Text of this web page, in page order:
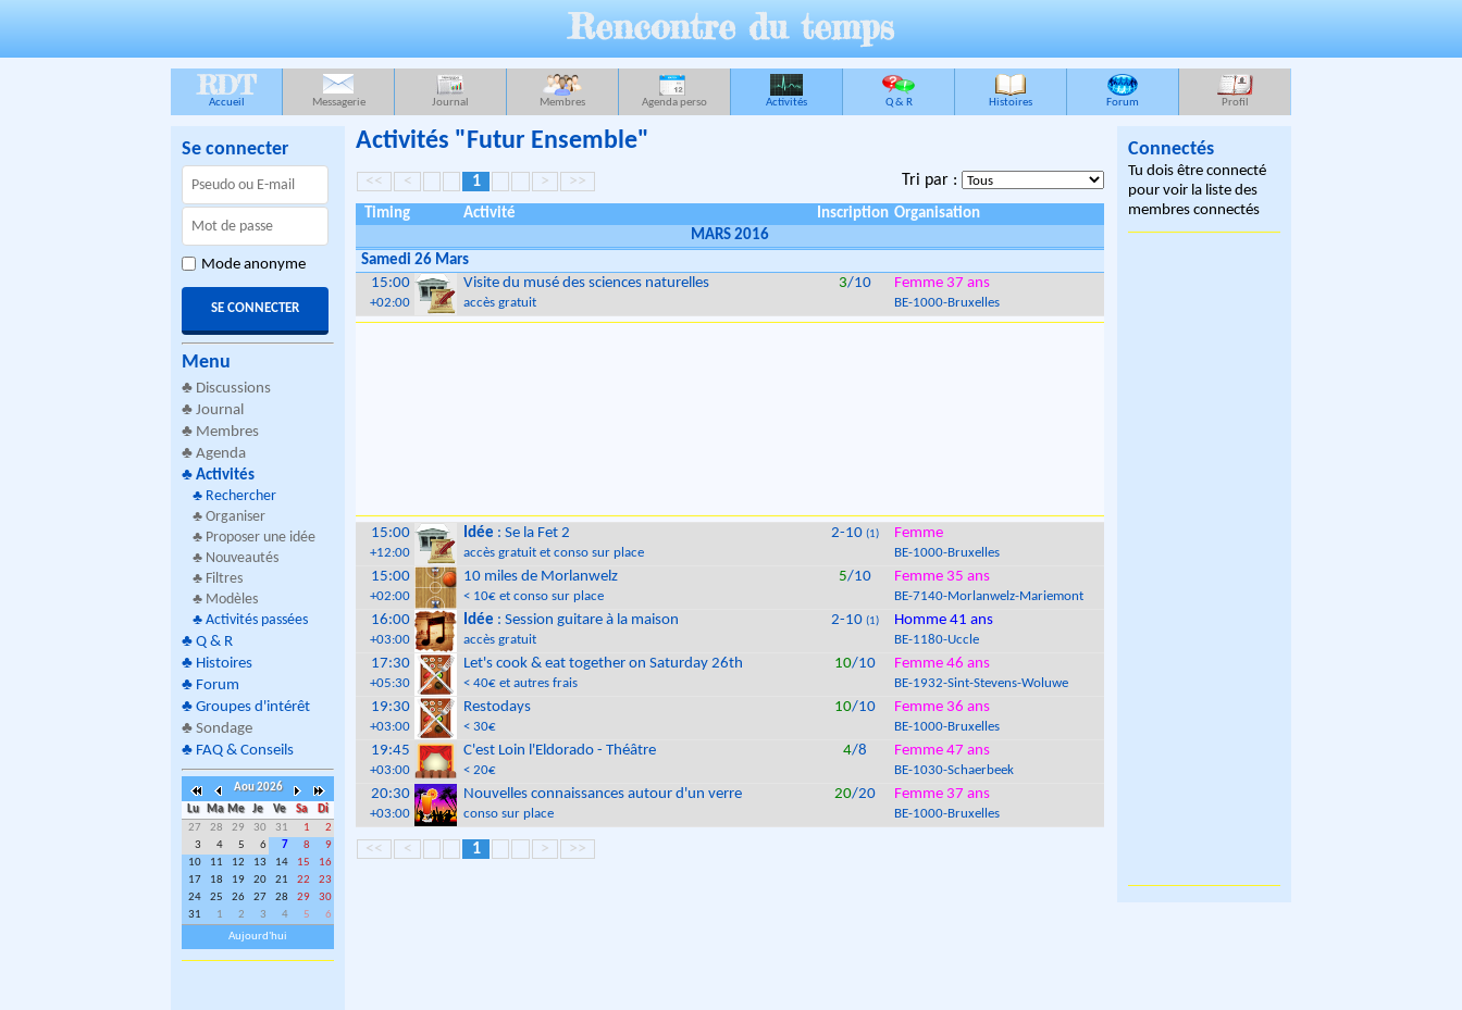
Rencontre du temps
RDT
Accueil Messagerie Journal Membres Agenda perso Activités Q & R Histoires Forum Profil
Se connecter
Mode anonyme
Menu
♣ Discussions
♣ Journal
♣ Membres
♣ Agenda
♣ Activités
♣ Rechercher
♣ Organiser
♣ Proposer une idée
♣ Nouveautés
♣ Filtres
♣ Modèles
♣ Activités passées
♣ Q & R
♣ Histoires
♣ Forum
♣ Groupes d'intérêt
♣ Sondage
♣ FAQ & Conseils
Aou 2026
Lu
Ma Me Je Ve Sa
Di
27
28 29 30 31 1
2
3
4 5 6 7 8
9
10
11 12 13 14 15
16
17
18 19 20 21 22
23
24
25 26 27 28 29
30
31
1 2 3 4 5
6
Aujourd'hui
Activités "Futur Ensemble"
Tri par :
<< < 1 > >>
Timing Activité Inscription Organisation
MARS 2016
Samedi 26 Mars
15:00
+02:00
Visite du musé des sciences naturelles
accès gratuit
3/10 Femme 37 ans
BE-1000-Bruxelles
15:00
+12:00
Idée : Se la Fet 2
accès gratuit et conso sur place
2-10 (1) Femme
BE-1000-Bruxelles
15:00
+02:00
10 miles de Morlanwelz
< 10€ et conso sur place
5/10 Femme 35 ans
BE-7140-Morlanwelz-Mariemont
16:00
+03:00
Idée : Session guitare à la maison
accès gratuit
2-10 (1) Homme 41 ans
BE-1180-Uccle
17:30
+05:30
Let's cook & eat together on Saturday 26th
< 40€ et autres frais
10/10 Femme 46 ans
BE-1932-Sint-Stevens-Woluwe
19:30
+03:00
Restodays
< 30€
10/10 Femme 36 ans
BE-1000-Bruxelles
19:45
+03:00
C'est Loin l'Eldorado - Théâtre
< 20€
4/8 Femme 47 ans
BE-1030-Schaerbeek
20:30
+03:00
Nouvelles connaissances autour d'un verre
conso sur place
20/20 Femme 37 ans
BE-1000-Bruxelles
<< < 1 > >>
Connectés
Tu dois être connecté
pour voir la liste des
membres connectés